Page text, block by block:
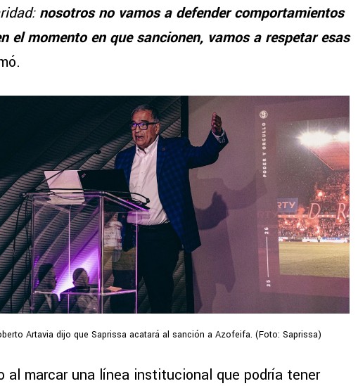
nosotros no vamos a defender comportamientos
el momento en que sancionen, vamos a respetar esas
Artavia dijo que Saprissa acatará al sanción a Azofeifa. (Foto: Saprissa)
al marcar una línea institucional que podría tener